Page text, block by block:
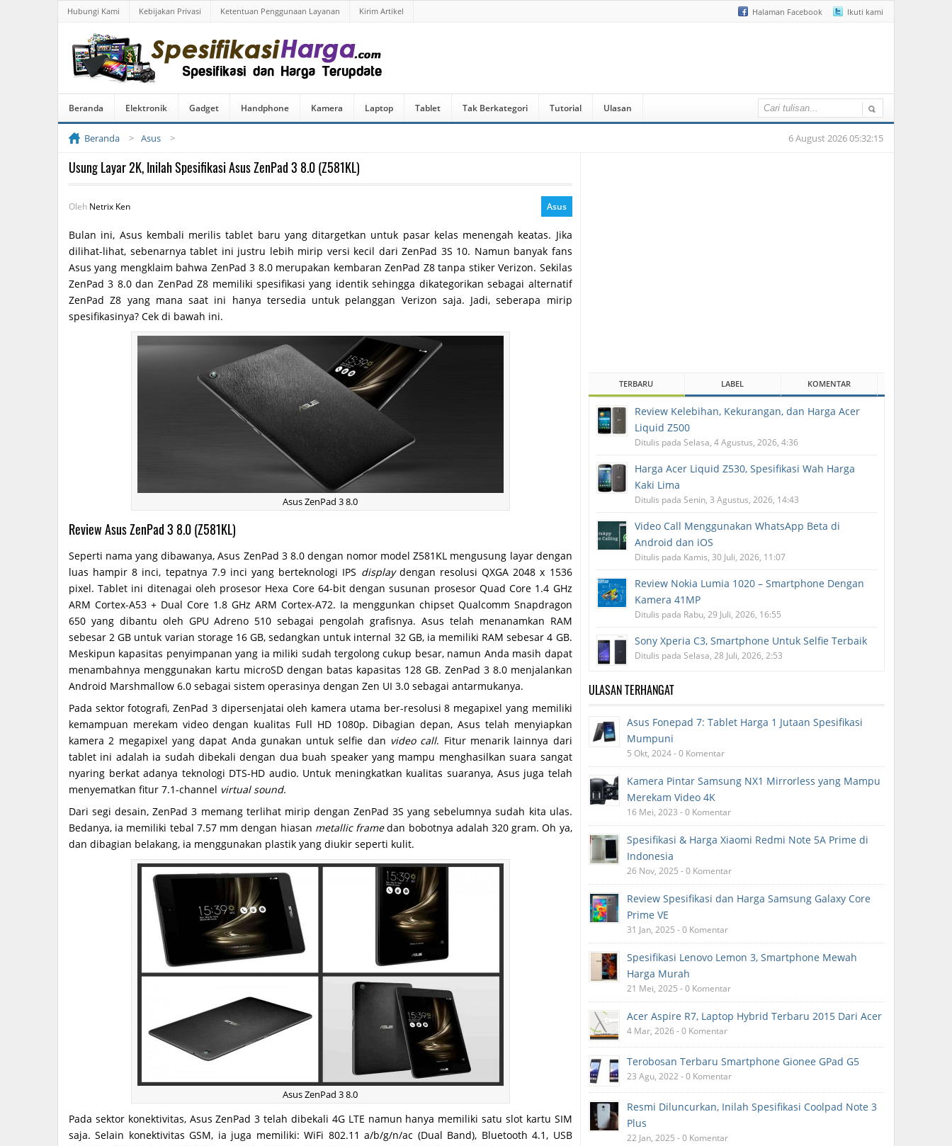
Halaman Facebook Ikuti kami
Hubungi Kami Kebijakan Privasi Ketentuan Penggunaan Layanan Kirim Artikel
Beranda Elektronik Gadget Handphone Kamera Laptop Tablet Tak Berkategori Tutorial Ulasan
Beranda Asus 6 August 2026 05:32:15
Usung Layar 2K, Inilah Spesifikasi Asus ZenPad 3 8.0 (Z581KL)
Oleh Netrix Ken Asus
Bulan ini, Asus kembali merilis tablet baru yang ditargetkan untuk pasar kelas menengah keatas. Jika
dilihat-lihat, sebenarnya tablet ini justru lebih mirip versi kecil dari ZenPad 3S 10. Namun banyak fans
Asus yang mengklaim bahwa ZenPad 3 8.0 merupakan kembaran ZenPad Z8 tanpa stiker Verizon. Sekilas
ZenPad 3 8.0 dan ZenPad Z8 memiliki spesifikasi yang identik sehingga dikategorikan sebagai alternatif
ZenPad Z8 yang mana saat ini hanya tersedia untuk pelanggan Verizon saja. Jadi, seberapa mirip
spesifikasinya? Cek di bawah ini.
Asus ZenPad 3 8.0
Review Asus ZenPad 3 8.0 (Z581KL)
Seperti nama yang dibawanya, Asus ZenPad 3 8.0 dengan nomor model Z581KL mengusung layar dengan
luas hampir 8 inci, tepatnya 7.9 inci yang berteknologi IPS displaydengan resolusi QXGA 2048 x 1536
pixel. Tablet ini ditenagai oleh prosesor Hexa Core 64-bit dengan susunan prosesor Quad Core 1.4 GHz
ARM Cortex-A53 + Dual Core 1.8 GHz ARM Cortex-A72. Ia menggunkan chipset Qualcomm Snapdragon
650 yang dibantu oleh GPU Adreno 510 sebagai pengolah grafisnya. Asus telah menanamkan RAM
sebesar 2 GB untuk varian storage 16 GB, sedangkan untuk internal 32 GB, ia memiliki RAM sebesar 4 GB.
Meskipun kapasitas penyimpanan yang ia miliki sudah tergolong cukup besar, namun Anda masih dapat
menambahnya menggunakan kartu microSD dengan batas kapasitas 128 GB. ZenPad 3 8.0 menjalankan
Android Marshmallow 6.0 sebagai sistem operasinya dengan Zen UI 3.0 sebagai antarmukanya.
Pada sektor fotografi, ZenPad 3 dipersenjatai oleh kamera utama ber-resolusi 8 megapixel yang memiliki
kemampuan merekam video dengan kualitas Full HD 1080p. Dibagian depan, Asus telah menyiapkan
kamera 2 megapixel yang dapat Anda gunakan untuk selfie dan video call. Fitur menarik lainnya dari
tablet ini adalah ia sudah dibekali dengan dua buah speaker yang mampu menghasilkan suara sangat
nyaring berkat adanya teknologi DTS-HD audio. Untuk meningkatkan kualitas suaranya, Asus juga telah
menyematkan fitur 7.1-channel virtual sound.
Dari segi desain, ZenPad 3 memang terlihat mirip dengan ZenPad 3S yang sebelumnya sudah kita ulas.
Bedanya, ia memiliki tebal 7.57 mm dengan hiasan metallic framedan bobotnya adalah 320 gram. Oh ya,
dan dibagian belakang, ia menggunakan plastik yang diukir seperti kulit.
Asus ZenPad 3 8.0
Pada sektor konektivitas, Asus ZenPad 3 telah dibekali 4G LTE namun hanya memiliki satu slot kartu SIM
saja. Selain konektivitas GSM, ia juga memiliki: WiFi 802.11 a/b/g/n/ac (Dual Band), Bluetooth 4.1, USB
TERBARU LABEL KOMENTAR
Review Kelebihan, Kekurangan, dan Harga Acer
Liquid Z500
Ditulis pada Selasa, 4 Agustus, 2026, 4:36
Harga Acer Liquid Z530, Spesifikasi Wah Harga
Kaki Lima
Ditulis pada Senin, 3 Agustus, 2026, 14:43
Video Call Menggunakan WhatsApp Beta di
Android dan iOS
Ditulis pada Kamis, 30 Juli, 2026, 11:07
Review Nokia Lumia 1020 – Smartphone Dengan
Kamera 41MP
Ditulis pada Rabu, 29 Juli, 2026, 16:55
Sony Xperia C3, Smartphone Untuk Selfie Terbaik
Ditulis pada Selasa, 28 Juli, 2026, 2:53
ULASAN TERHANGAT
Asus Fonepad 7: Tablet Harga 1 Jutaan Spesifikasi
Mumpuni
5 Okt, 2024 - 0 Komentar
Kamera Pintar Samsung NX1 Mirrorless yang Mampu
Merekam Video 4K
16 Mei, 2023 - 0 Komentar
Spesifikasi & Harga Xiaomi Redmi Note 5A Prime di
Indonesia
26 Nov, 2025 - 0 Komentar
Review Spesifikasi dan Harga Samsung Galaxy Core
Prime VE
31 Jan, 2025 - 0 Komentar
Spesifikasi Lenovo Lemon 3, Smartphone Mewah
Harga Murah
21 Mei, 2025 - 0 Komentar
Acer Aspire R7, Laptop Hybrid Terbaru 2015 Dari Acer
4 Mar, 2026 - 0 Komentar
Terobosan Terbaru Smartphone Gionee GPad G5
23 Agu, 2022 - 0 Komentar
Resmi Diluncurkan, Inilah Spesifikasi Coolpad Note 3
Plus
22 Jan, 2025 - 0 Komentar